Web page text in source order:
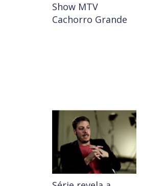
Show MTV
Cachorro Grande